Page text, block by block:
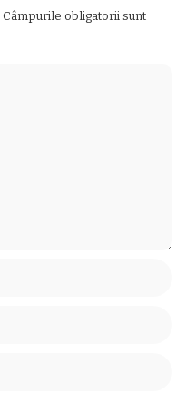
Câmpurile obligatorii sunt